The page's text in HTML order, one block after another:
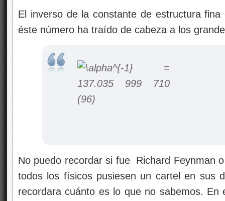
El inverso de la constante de estructura
éste número ha traído de cabeza a los
No puedo recordar si fue Richard Feynman
todos los físicos pusiesen un cartel en sus
recordara cuánto es lo que no sabemos.